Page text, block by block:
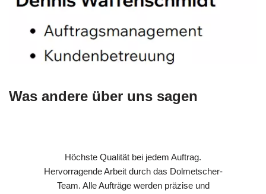
Was andere über uns sagen
Höchste Qualität bei jedem Auftrag.
Hervorragende Arbeit durch das Dolmetscher-
Team. Alle Aufträge werden präzise und